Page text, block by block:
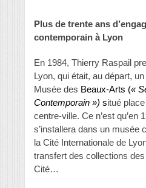
Plus de trente ans
contemporain à Lyon
En 1984, Thierry Raspail
Lyon, qui était, au départ,
Musée des Beaux-Arts («
Contemporain ») situé
centre-ville. Ce n’est qu’en
s’installera dans un musée
la Cité Internationale de
transfert des collections
Cité…